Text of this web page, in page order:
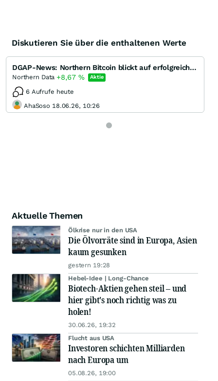
Diskutieren Sie über die enthaltenen Werte
DGAP-News: Northern Bitcoin blickt auf erfolgreiches erstes Halbjahr 2018 (deutsch)
Northern Data +8,67 % Aktie
6 Aufrufe heute
AhaSoso 18.06.26, 10:26
Aktuelle Themen
Ölkrise nur in den USA
Die Ölvorräte sind in Europa, Asien
kaum gesunken
gestern 19:28
Hebel-Idee | Long-Chance
Biotech-Aktien gehen steil – und
hier gibt's noch richtig was zu
holen!
30.06.26, 19:32
Flucht aus USA
Investoren schichten Milliarden
nach Europa um
05.08.26, 19:00